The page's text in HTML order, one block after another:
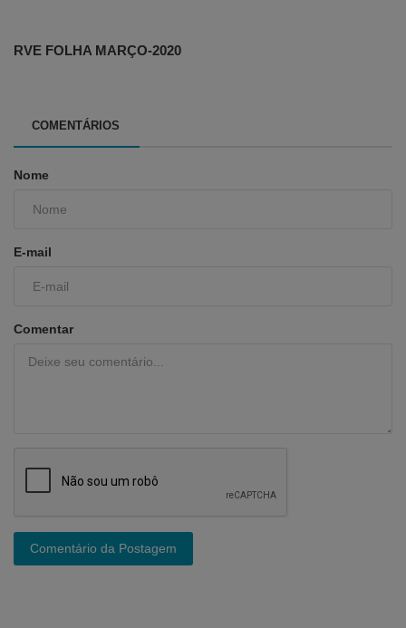
RVE FOLHA MARÇO-2020
COMENTÁRIOS
Nome
E-mail
Comentar
Comentário da Postagem